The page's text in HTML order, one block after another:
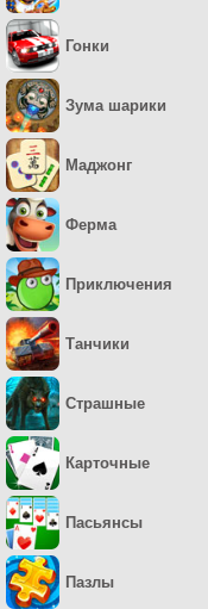
Гонки
Зума шарики
Маджонг
Ферма
Приключения
Танчики
Страшные
Карточные
Пасьянсы
Пазлы